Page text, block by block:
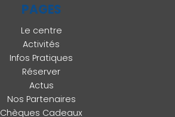
PAGES
Le centre
Activités
Infos Pratiques
Réserver
Actus
Nos Partenaires
Chèques Cadeaux